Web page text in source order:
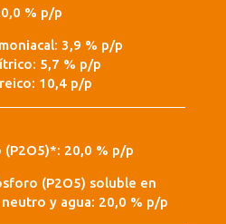
% p/p
3,9 % p/p
5,7 % p/p
10,4 p/p
20,0 % p/p
(P2O5) soluble en
y agua: 20,0 % p/p